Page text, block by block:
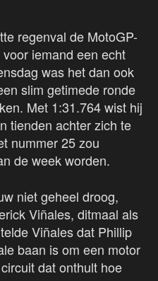
regenval de MotoGP-
iemand een echt
was het dan ook
slim getimede ronde
Met 1:31.764 wist hij
tienden achter zich te
nummer 25 zou
de week worden.
niet geheel droog,
Viñales, ditmaal als
Viñales dat Phillip
baan is om een motor
dat onthult hoe